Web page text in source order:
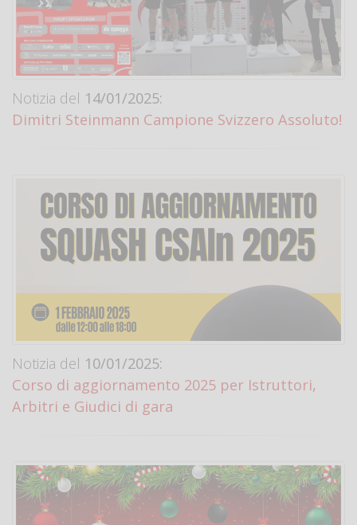
Notizia del 14/01/2025:
Dimitri Steinmann Campione Svizzero Assoluto!
Notizia del 10/01/2025:
Corso di aggiornamento 2025 per Istruttori,
Arbitri e Giudici di gara